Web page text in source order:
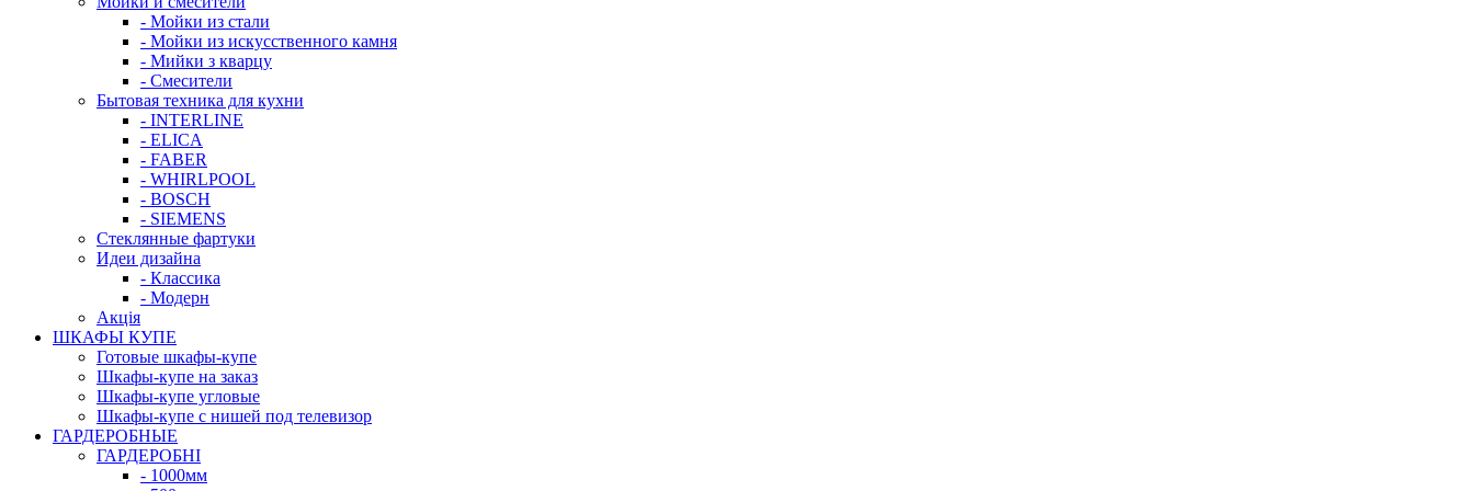
- Мойки из стали
- Мойки из искусственного камня
- Мийки з кварцу
- Смесители
Бытовая техника для кухни
- INTERLINE
- ELICA
- FABER
- WHIRLPOOL
- BOSCH
- SIEMENS
Стеклянные фартуки
Идеи дизайна
- Класcика
- Модерн
Акція
ШКАФЫ КУПЕ
Готовые шкафы-купе
Шкафы-купе на заказ
Шкафы-купе угловые
Шкафы-купе с нишей под телевизор
ГАРДЕРОБНЫЕ
ГАРДЕРОБНІ
- 1000мм